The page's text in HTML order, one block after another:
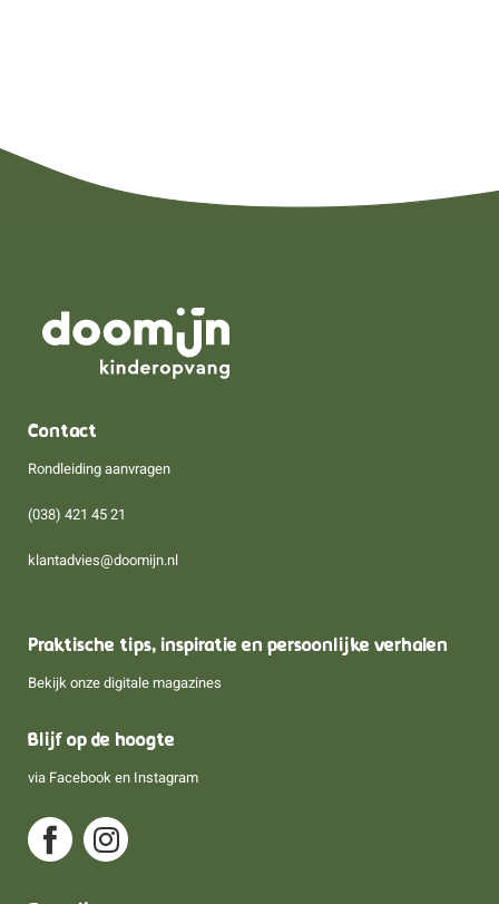
Contact
Rondleiding aanvragen
(038) 421 45 21
klantadvies@doomijn.nl
Praktische tips, inspiratie en persoonlijke verhalen
Bekijk onze digitale magazines
Blijf op de hoogte
via Facebook en Instagram